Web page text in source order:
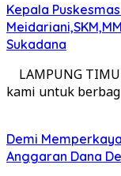
Kepala
Sukadana
LAMPUNG
kami untuk
Demi
Anggaran Dana